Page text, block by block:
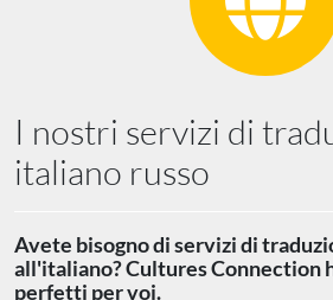
I nostri servizi di
italiano russo
Avete bisogno di servizi di
all'italiano? Cultures Connection
perfetti per voi.